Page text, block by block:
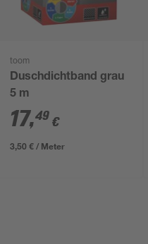
toom
Duschdichtband grau
5 m
17,49 €
3,50 € / Meter